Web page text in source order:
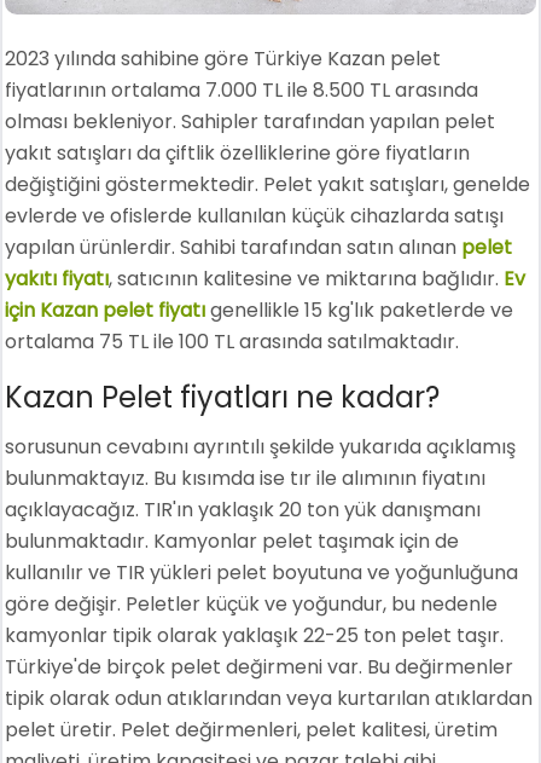
2023 yılında sahibine göre Türkiye Kazan pelet
fiyatlarının ortalama 7.000 TL ile 8.500 TL arasında
olması bekleniyor. Sahipler tarafından yapılan pelet
yakıt satışları da çiftlik özelliklerine göre fiyatların
değiştiğini göstermektedir. Pelet yakıt satışları, genelde
evlerde ve ofislerde kullanılan küçük cihazlarda satışı
yapılan ürünlerdir. Sahibi tarafından satın alınan pelet
yakıtı fiyatı, satıcının kalitesine ve miktarına bağlıdır. Ev
için Kazan pelet fiyatıgenellikle 15 kg'lık paketlerde ve
ortalama 75 TL ile 100 TL arasında satılmaktadır.
Kazan Pelet fiyatları ne kadar?
sorusunun cevabını ayrıntılı şekilde yukarıda açıklamış
bulunmaktayız. Bu kısımda ise tır ile alımının fiyatını
açıklayacağız. TIR'ın yaklaşık 20 ton yük danışmanı
bulunmaktadır. Kamyonlar pelet taşımak için de
kullanılır ve TIR yükleri pelet boyutuna ve yoğunluğuna
göre değişir. Peletler küçük ve yoğundur, bu nedenle
kamyonlar tipik olarak yaklaşık 22-25 ton pelet taşır.
Türkiye'de birçok pelet değirmeni var. Bu değirmenler
tipik olarak odun atıklarından veya kurtarılan atıklardan
pelet üretir. Pelet değirmenleri, pelet kalitesi, üretim